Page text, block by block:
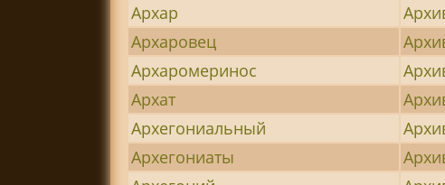
Архар
Архаровец
Архаромеринос
Архат
Архегониальный
Архегониаты